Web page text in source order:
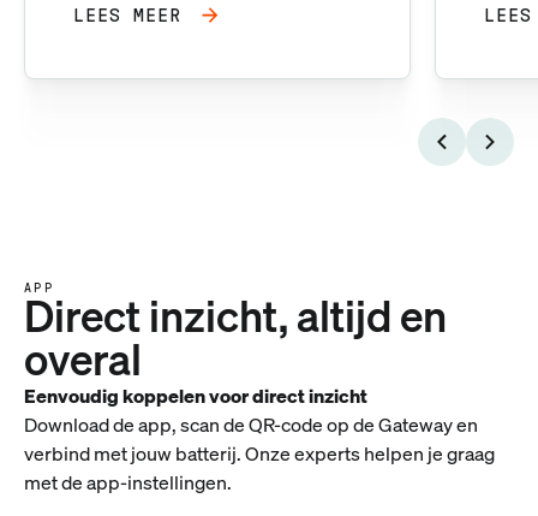
LEES MEER
APP
Direct inzicht, altijd en
overal
Eenvoudig koppelen voor direct inzicht
Download de app, scan de QR-code op de Gateway en
verbind met jouw batterij. Onze experts helpen je graag
met de app-instellingen.